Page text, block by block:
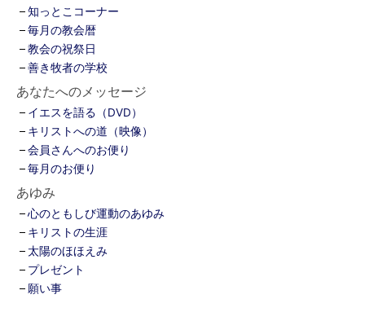
知っとこコーナー
毎月の教会暦
教会の祝祭日
善き牧者の学校
あなたへのメッセージ
イエスを語る（DVD）
キリストへの道（映像）
会員さんへのお便り
毎月のお便り
あゆみ
心のともしび運動のあゆみ
キリストの生涯
太陽のほほえみ
プレゼント
願い事